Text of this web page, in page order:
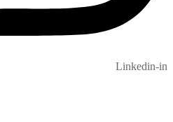
Linkedin-in